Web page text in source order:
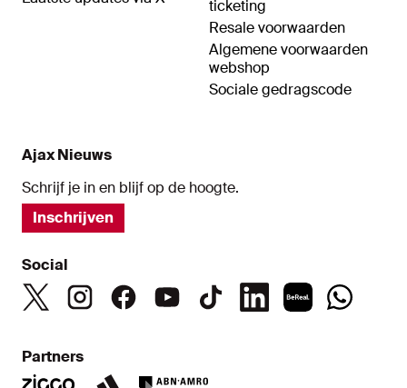
ticketing
Resale voorwaarden
Algemene voorwaarden
webshop
Sociale gedragscode
Ajax Nieuws
Schrijf je in en blijf op de hoogte.
Inschrijven
Social
Partners